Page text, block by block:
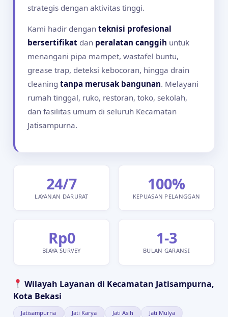
strategis dengan aktivitas tinggi.
Kami hadir dengan teknisi profesional
bersertifikat dan peralatan canggih untuk
menangani pipa mampet, wastafel buntu,
grease trap, deteksi kebocoran, hingga drain
cleaning tanpa merusak bangunan. Melayani
rumah tinggal, ruko, restoran, toko, sekolah,
dan fasilitas umum di seluruh Kecamatan
Jatisampurna.
24/7
LAYANAN DARURAT
100%
KEPUASAN PELANGGAN
Rp0
BIAYA SURVEY
1-3
BULAN GARANSI
Wilayah Layanan di Kecamatan Jatisampurna,
Kota Bekasi
Jatisampurna Jati Karya Jati Asih
Jati Mulya